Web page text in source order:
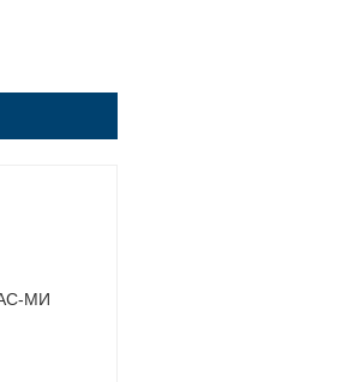
МИ